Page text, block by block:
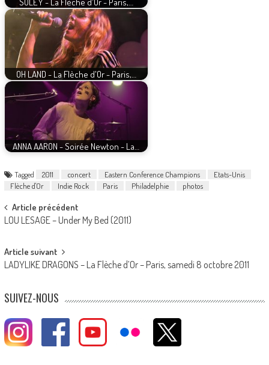
OH LAND - La Flèche d'Or - Paris,…
ANNA AARON - Soirée Newton - La…
Tagged 2011 concert Eastern Conference Champions
Etats-Unis
Flèche d'Or
Indie Rock Paris Philadelphie photos
Post
navigation
Article précédent
LOU LESAGE – Under My Bed (2011)
Article suivant
LADYLIKE DRAGONS – La Flèche d’Or – Paris, samedi 8 octobre 2011
SUIVEZ-NOUS